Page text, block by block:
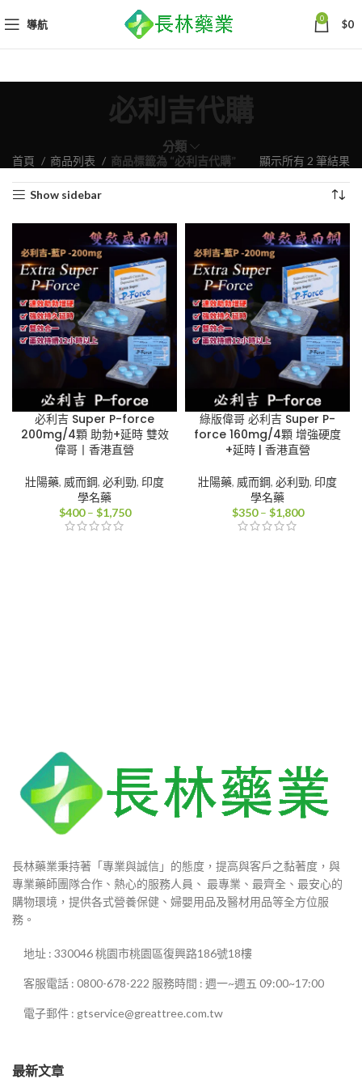
導航 0 $0
必利吉代購
分類
首頁 商品列表 商品標籤為 “必利吉代購” 顯示所有 2 筆結果
Show sidebar
必利吉 Super P-force
200mg/4顆 助勃+延時 雙效
偉哥丨香港直營
壯陽藥, 威而鋼, 必利勁, 印度
學名藥
$400 – $1,750價
綠版偉哥 必利吉 Super P-
force 160mg/4顆 增強硬度
+延時 | 香港直營
壯陽藥, 威而鋼, 必利勁, 印度
學名藥
$350 – $1,800價
長林藥業秉持著「專業與誠信」的態度，提高與客戶之黏著度，與
專業藥師團隊合作、熱心的服務人員、 最專業、最齊全、最安心的
購物環境，提供各式營養保健、婦嬰用品及醫材用品等全方位服
務。
地址 : 330046 桃園市桃園區復興路186號18樓
客服電話 : 0800-678-222 服務時間 : 週一~週五 09:00~17:00
電子郵件 : gtservice@greattree.com.tw
最新文章